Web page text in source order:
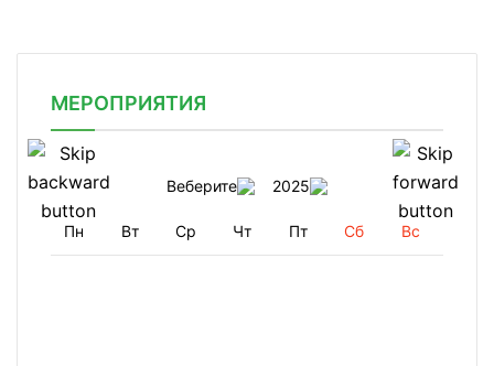
МЕРОПРИЯТИЯ
Веберите 2025
Пн Вт Ср Чт Пт Сб Вс